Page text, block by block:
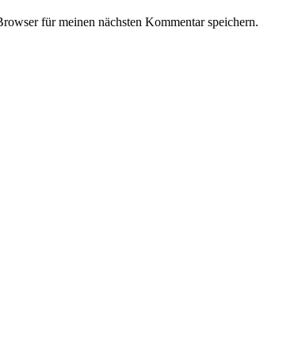
für meinen nächsten Kommentar speichern.